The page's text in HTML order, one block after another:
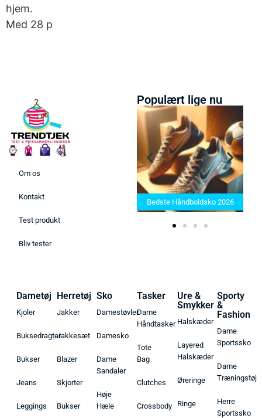
hjem.
Med 28 p
Om os
Kontakt
Test produkt
Bliv tester
Populært lige nu
Bedste Saunatæppe 2025 –
Find de bedste produkter her!
Bedste Håndboldsko 2026
Dametøj
Kjoler
Buksedragter
Bukser
Jeans
Leggings
Herretøj
Jakker
Jakkesæt
Blazer
Skjorter
Bukser
Sko
Damestøvler
Damesko
Dame
Sandaler
Høje
Hæle
Tasker
Dame
Håndtasker
Tote
Bag
Clutches
Crossbody
Ure &
Smykker
Halskæder
Layered
Halskæder
Øreringe
Ringe
Sporty
&
Fashion
Dame
Sportssko
Dame
Træningstøj
Herre
Sportssko